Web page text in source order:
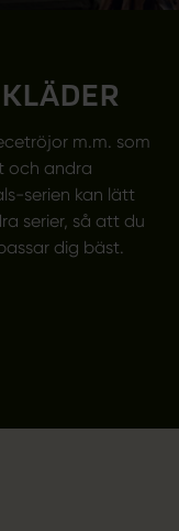
m.m. som
och andra
serien kan lätt
serier, så att du
dig bäst.